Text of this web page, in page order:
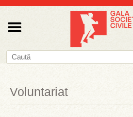
Voluntariat